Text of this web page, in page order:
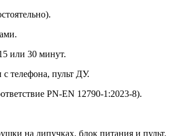
или 30 минут.
телефона, пульт ДУ.
PN-EN 12790-1:2023-8).
на липучках, блок питания и пульт.